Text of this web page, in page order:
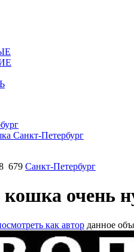
Санкт-Петербург
679 Санкт-Петербург
очень
как автор данное